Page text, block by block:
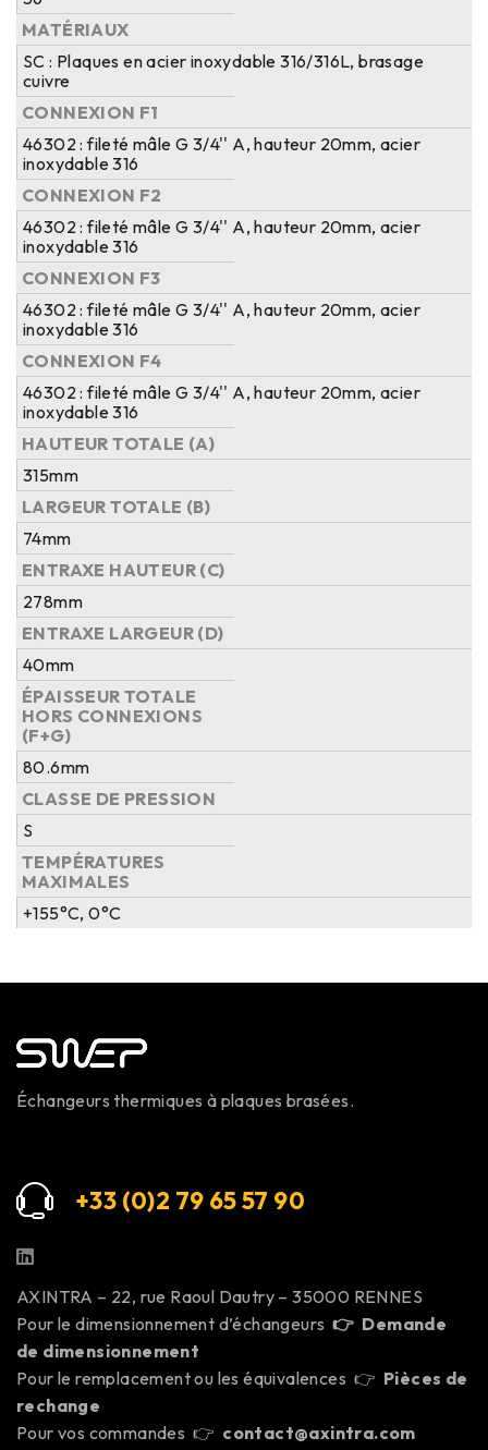
MATÉRIAUX
SC : Plaques en acier inoxydable 316/316L, brasage
cuivre
CONNEXION F1
46302 : fileté mâle G 3/4'' A, hauteur 20mm, acier
inoxydable 316
CONNEXION F2
46302 : fileté mâle G 3/4'' A, hauteur 20mm, acier
inoxydable 316
CONNEXION F3
46302 : fileté mâle G 3/4'' A, hauteur 20mm, acier
inoxydable 316
CONNEXION F4
46302 : fileté mâle G 3/4'' A, hauteur 20mm, acier
inoxydable 316
HAUTEUR TOTALE (A)
315mm
LARGEUR TOTALE (B)
74mm
ENTRAXE HAUTEUR (C)
278mm
ENTRAXE LARGEUR (D)
40mm
ÉPAISSEUR TOTALE
HORS CONNEXIONS
(F+G)
80.6mm
CLASSE DE PRESSION
S
TEMPÉRATURES
MAXIMALES
+155°C, 0°C
Échangeurs thermiques à plaques brasées.
+33 (0)2 79 65 57 90
AXINTRA – 22, rue Raoul Dautry – 35000 RENNES
Pour le dimensionnement d’échangeurs👉 Demande
de dimensionnement
Pour le remplacement ou les équivalences 👉 Pièces de
rechange
Pour vos commandes 👉 contact@axintra.com